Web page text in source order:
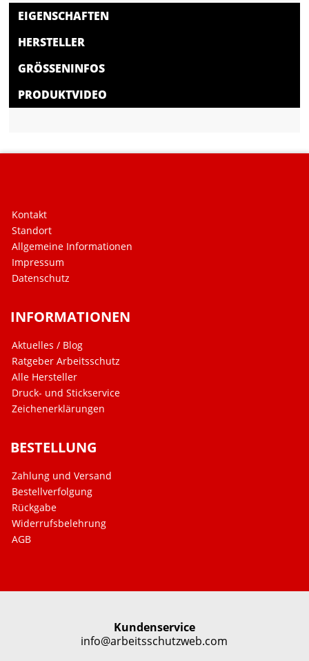
EIGENSCHAFTEN
HERSTELLER
GRÖSSENINFOS
PRODUKTVIDEO
Kontakt
Standort
Allgemeine Informationen
Impressum
Datenschutz
INFORMATIONEN
Aktuelles / Blog
Ratgeber Arbeitsschutz
Alle Hersteller
Druck- und Stickservice
Zeichenerklärungen
BESTELLUNG
Zahlung und Versand
Bestellverfolgung
Rückgabe
Widerrufsbelehrung
AGB
Kundenservice
info@arbeitsschutzweb.com